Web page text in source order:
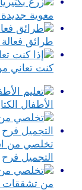
معوية جديدة
طرائق
كنت تعاني
الأطفال
تخلصي من
التجميل فرح
من تشققات